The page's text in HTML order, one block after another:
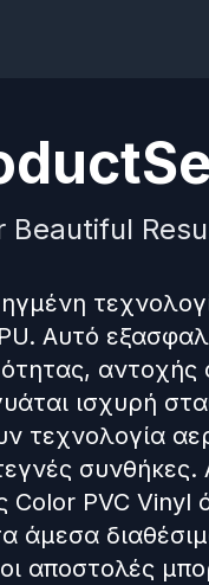
Beautiful
Αυτό
αντοχής
ισχυρή
τεχνολογία
συνθήκες.
PVC Vinyl
άμεσα
αποστολές